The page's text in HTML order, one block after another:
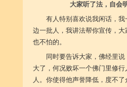
大家听了法，自会
有人特别喜欢说我闲话，
边一批人，我讲法帮你宣传，
也不怕的。
同时要告诉大家，佛经里
大了，何况败坏一个佛门里修
人。你使得他声誉降低，度不